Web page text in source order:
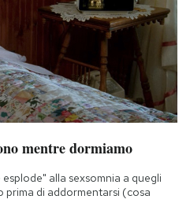
mentre dormiamo
alla sexsomnia a quegli
prima di addormentarsi (cosa